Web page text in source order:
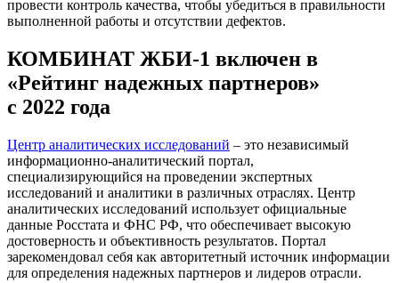
провести контроль качества, чтобы убедиться в правильности
выполненной работы и отсутствии дефектов.
КОМБИНАТ ЖБИ-1 включен в
«Рейтинг надежных партнеров»
с 2022 года
Центр аналитических исследований – это независимый
информационно-аналитический портал,
специализирующийся на проведении экспертных
исследований и аналитики в различных отраслях. Центр
аналитических исследований использует официальные
данные Росстата и ФНС РФ, что обеспечивает высокую
достоверность и объективность результатов. Портал
зарекомендовал себя как авторитетный источник информации
для определения надежных партнеров и лидеров отрасли.